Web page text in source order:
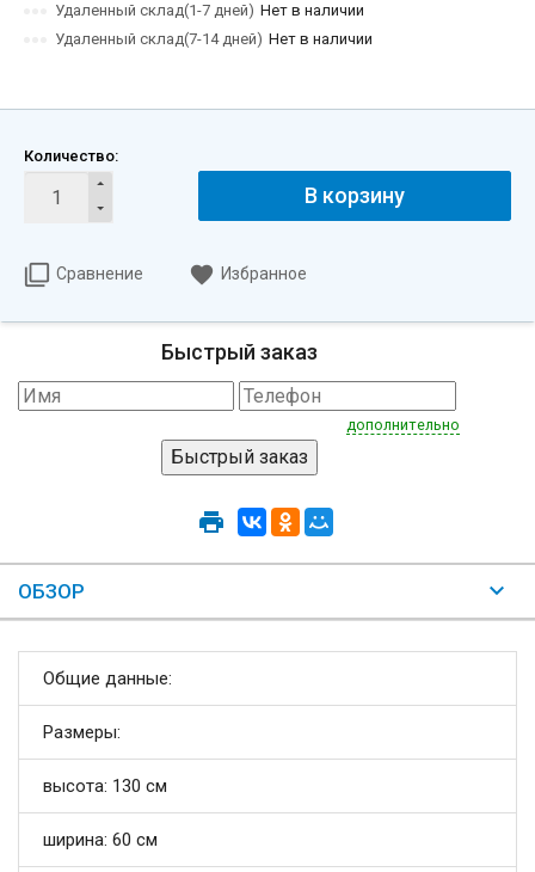
Удаленный склад(1-7 дней) Нет в наличии
Удаленный склад(7-14 дней) Нет в наличии
Количество:
В корзину
Сравнение Избранное
Быстрый заказ
дополнительно
ОБЗОР
Общие данные:
Размеры:
высота: 130 см
ширина: 60 см